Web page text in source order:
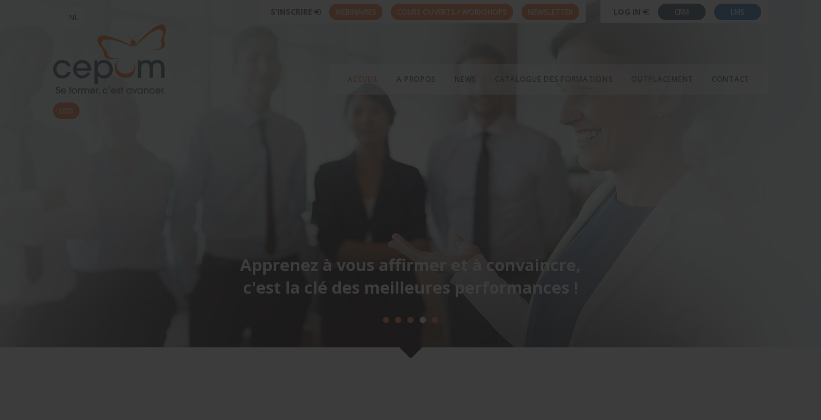
NL
S'INSCRIRE WEBINAIRES COURS OUVERTS / WORKSHOPS NEWSLETTER LOG IN CRM LMS
LMS
ACCUEIL A PROPOS NEWS CATALOGUE DES FORMATIONS OUTPLACEMENT CONTACT
Apprenez à vous affirmer et à convaincre,
c'est la clé des meilleures performances !